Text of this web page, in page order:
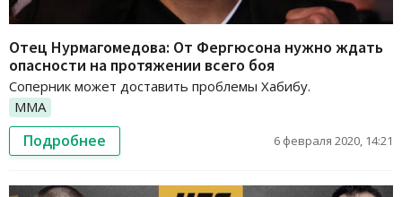
Отец Нурмагомедова: От Фергюсона нужно ждать
опасности на протяжении всего боя
Соперник может доставить проблемы Хабибу.
ММА
Подробнее 6 февраля 2020, 14:21